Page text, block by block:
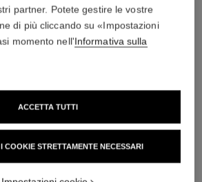
del pennello integrato. Picchiettare il
viso, dal centro verso l’esterno.
partner. Potete gestire le vostre
di più cliccando su «Impostazioni
momento nell'Informativa sulla
COOKIE STRETTAMENTE NECESSARI
ACCETTA TUTTI